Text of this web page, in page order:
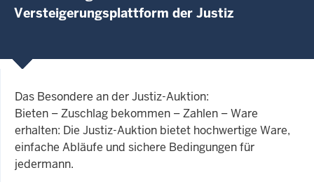
Versteigerungsplattform der Justiz
Das Besondere an der Justiz-Auktion:
Bieten – Zuschlag bekommen – Zahlen – Ware
erhalten: Die Justiz-Auktion bietet hochwertige Ware,
einfache Abläufe und sichere Bedingungen für
jedermann.